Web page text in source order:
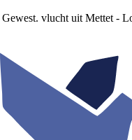
vlucht uit Mettet -